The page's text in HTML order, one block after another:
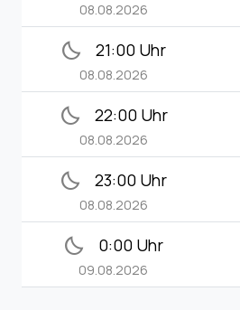
08.08.2026
bedtime 21:00 Uhr
08.08.2026
bedtime 22:00 Uhr
08.08.2026
bedtime 23:00 Uhr
08.08.2026
bedtime 0:00 Uhr
09.08.2026